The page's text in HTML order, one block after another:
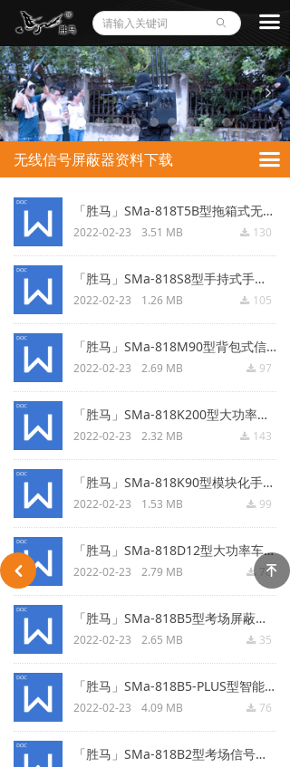
ꄙ 끀
「胜马」SMa-818T5B型拖箱式无线信号屏蔽器.docx
끂 130
2022-02-23 3.51 MB
「胜马」SMa-818S8型手持式手机屏蔽.docx
끂 105
2022-02-23 1.26 MB
「胜马」SMa-818M90型背包式信号屏蔽器.docx
끂 97
2022-02-23 2.69 MB
「胜马」SMa-818K200型大功率无线信号屏蔽.docx
끂 143
2022-02-23 2.32 MB
「胜马」SMa-818K90型模块化手机屏蔽器.docx
끂 99
2022-02-23 1.53 MB
「胜马」SMa-818D12型大功率车载信号屏蔽.docx
끂 76
2022-02-23 2.79 MB
「胜马」SMa-818B5型考场屏蔽器.docx
끂 35
2022-02-23 2.65 MB
「胜马」SMa-818B5-PLUS型智能联网型手机信号屏蔽器.docx
끂 76
2022-02-23 4.09 MB
「胜马」SMa-818B2型考场信号屏蔽.docx
无线信号屏蔽器资料下载 끀
넳 넲
녠
낒